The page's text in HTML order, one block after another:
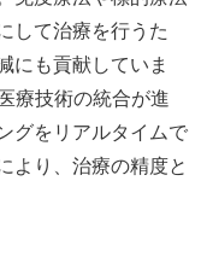
して治療を行うた
にも貢献していま
療技術の統合が進
グをリアルタイムで
より、治療の精度と